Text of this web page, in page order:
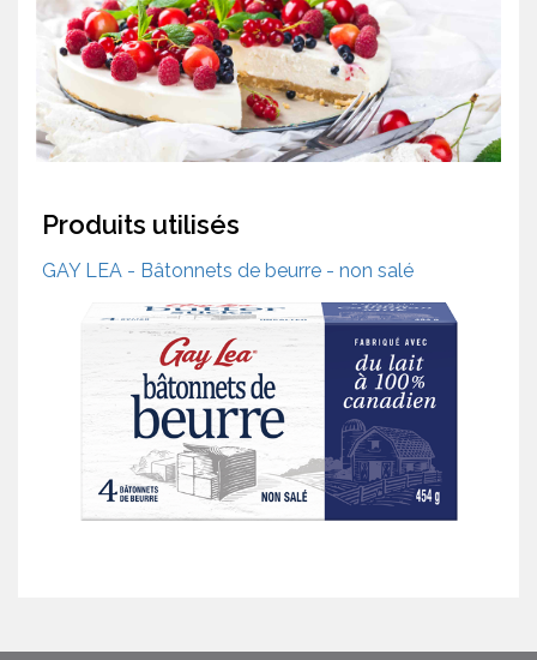
Produits utilisés
GAY LEA - Bâtonnets de beurre - non salé